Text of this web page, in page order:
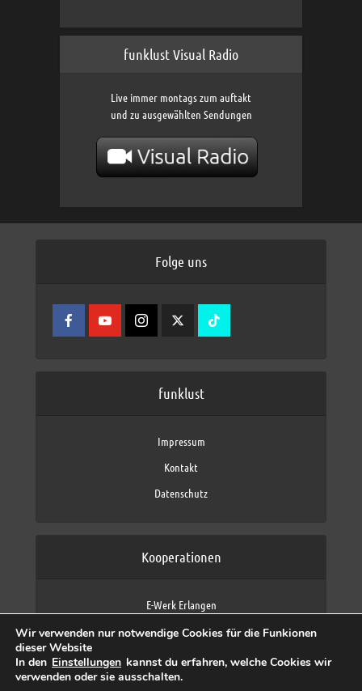
funklust Visual Radio
Live immer montags zum auftakt
und zu ausgewählten Sendungen
Folge uns
funklust
Impressum
Kontakt
Datenschutz
Kooperationen
E-Werk Erlangen
Fraunhofer IIS
max neo (AFK max)
Wir verwenden nur notwendige Cookies für die Funkionen
dieser Website
In den Einstellungen kannst du erfahren, welche Cookies wir
verwenden oder sie ausschalten.